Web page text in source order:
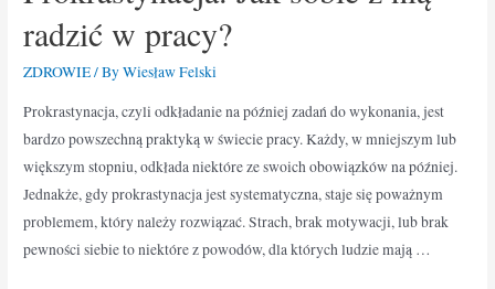
radzić w pracy?
ZDROWIE/ ByWiesław Felski
Prokrastynacja, czyli odkładanie na później zadań do wykonania, jest
bardzo powszechną praktyką w świecie pracy. Każdy, w mniejszym lub
większym stopniu, odkłada niektóre ze swoich obowiązków na później.
Jednakże, gdy prokrastynacja jest systematyczna, staje się poważnym
problemem, który należy rozwiązać. Strach, brak motywacji, lub brak
pewności siebie to niektóre z powodów, dla których ludzie mają …